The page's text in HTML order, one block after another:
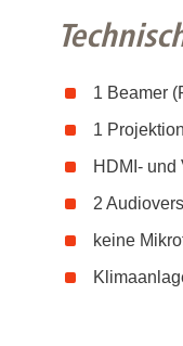
1 Beamer
1
HDMI- und
2
keine